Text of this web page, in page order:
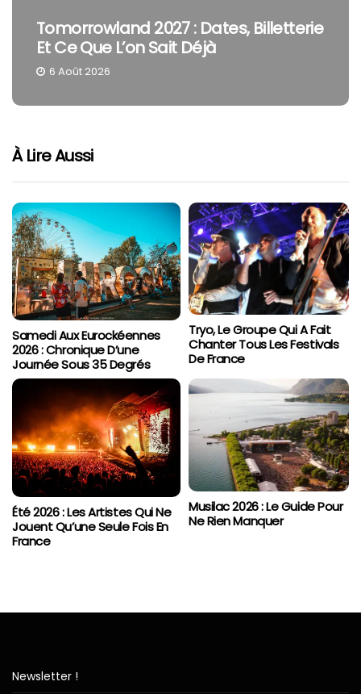
Tomorrowland 2027 : Dates, Billetterie
Et Ce Que L’on Sait Déjà
6 Août 2026
À Lire Aussi
Samedi Aux Eurockéennes
2026 : Chronique D’une
Journée Sous 35 Degrés
Tryo, Le Groupe Qui A Fait
Chanter Tous Les Festivals
De France
Été 2026 : Les Artistes Qui Ne
Jouent Qu’une Seule Fois En
France
Musilac 2026 : Le Guide Pour
Ne Rien Manquer
Newsletter !